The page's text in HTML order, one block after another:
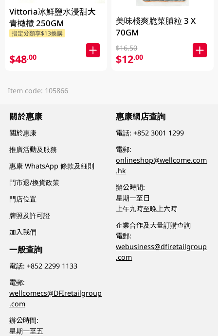
Vittoria冰鮮鹽水浸甜大
青橄欖 250GM
指定分類享$13換購
$48.00
美味棧爽脆菜脯粒 3 X
70GM
$16.50
$12.00
Item code: 105866
關於惠康
關於惠康
推廣活動及服務
惠康 WhatsApp 條款及細則
門市退/換貨政策
門店位置
牌照及許可證
加入我們
一般查詢
電話:+852 2299 1133
電郵:
wellcomecs@DFIretailgroup
.com
辦公時間:
星期一至五
惠康網店查詢
電話:+852 3001 1299
電郵:
onlineshop@wellcome.com
.hk
辦公時間:
星期一至日
上午九時至晚上六時
企業合作及大量訂購查詢
電郵:
webusiness@dfiretailgroup
.com